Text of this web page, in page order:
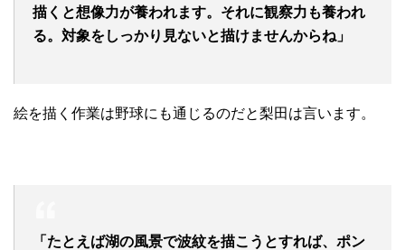
描くと想像力が養われます。それに観察力も養われ
る。対象をしっかり見ないと描けませんからね」
絵を描く作業は野球にも通じるのだと梨田は言います。
「たとえば湖の風景で波紋を描こうとすれば、ポン